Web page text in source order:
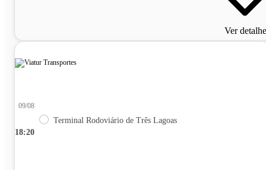
Ver
18:20
09/08
Terminal Rodoviário de Três Lagoas